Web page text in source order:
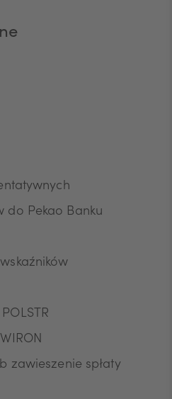
wpływa na zgodność z
którego dokonano na
jej wycofaniem.
do Pekao Banku
zawieszenie spłaty